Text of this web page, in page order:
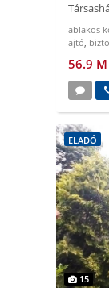
ablakos
ajtó,
56.9
ELADÓ
15